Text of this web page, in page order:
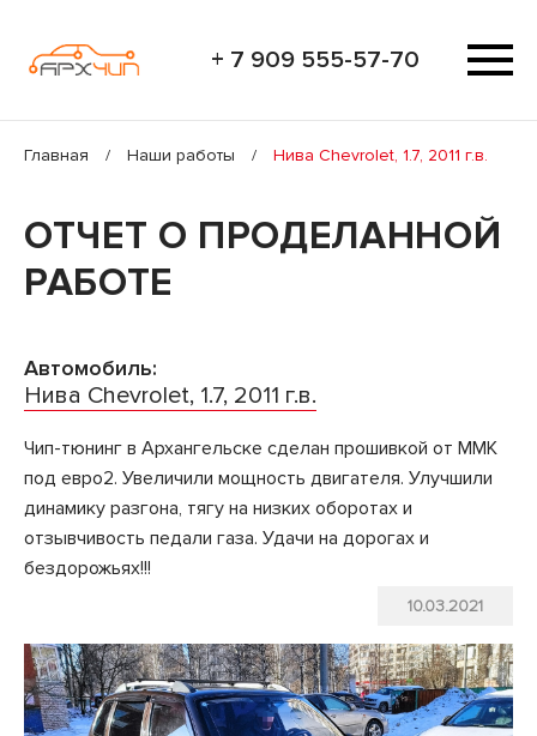
+ 7 909 555-57-70
Главная / Наши работы / Нива Chevrolet, 1.7, 2011 г.в.
ОТЧЕТ О ПРОДЕЛАННОЙ
РАБОТЕ
Автомобиль:
Нива Chevrolet, 1.7, 2011 г.в.
Чип-тюнинг в Архангельске сделан прошивкой от ММК
под евро2. Увеличили мощность двигателя. Улучшили
динамику разгона, тягу на низких оборотах и
отзывчивость педали газа. Удачи на дорогах и
бездорожьях!!!
10.03.2021